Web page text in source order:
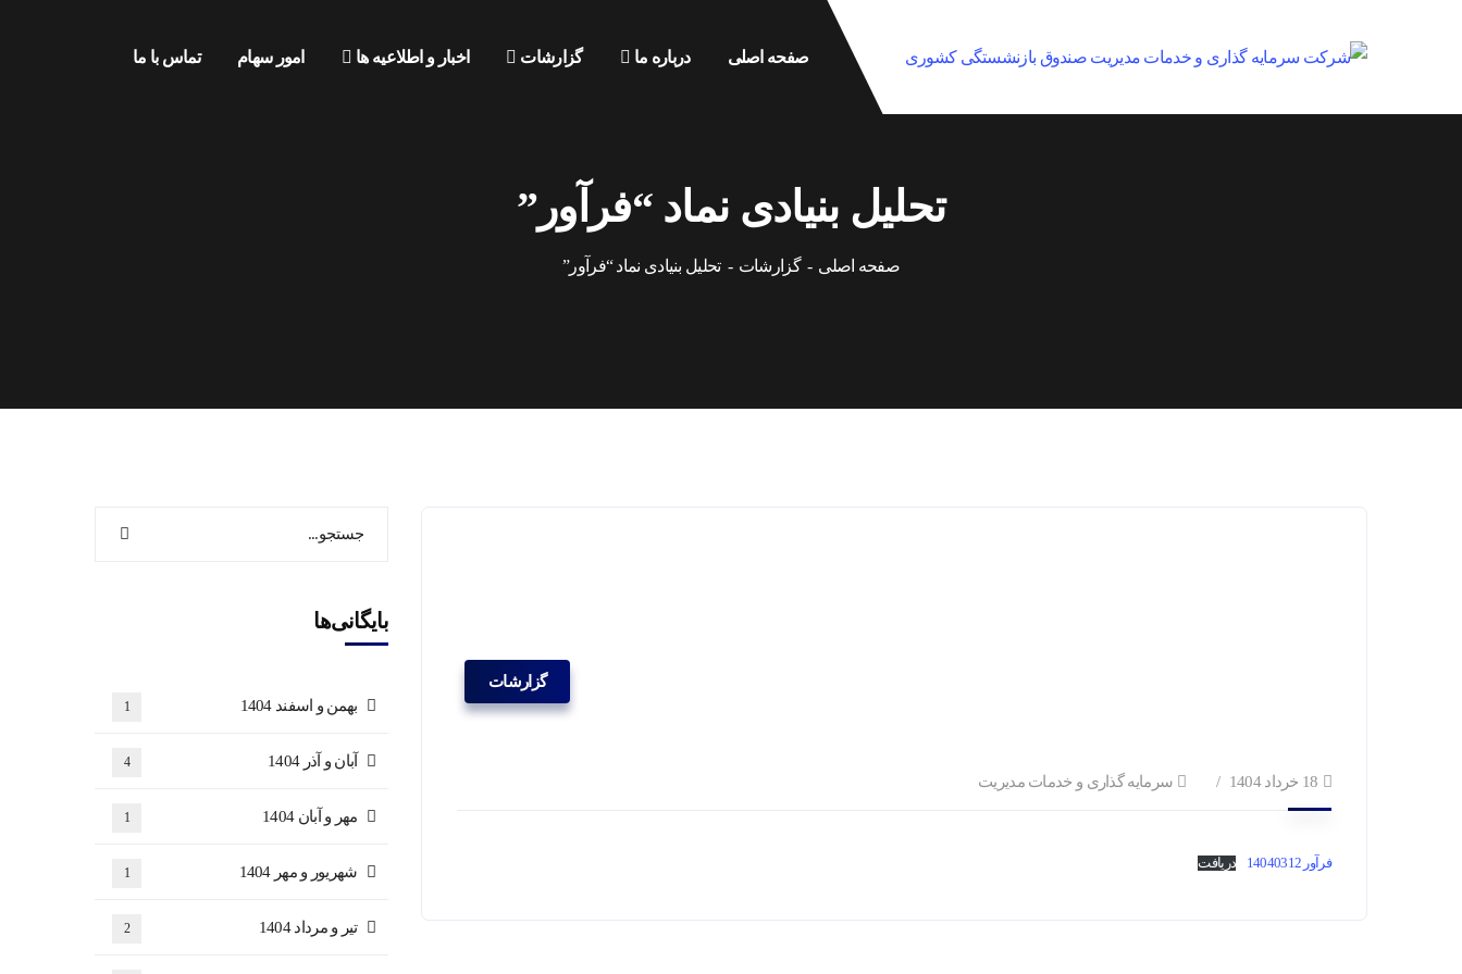
صفحه اصلی درباره ما گزارشات اخبار و اطلاعیه ها امور سهام تماس با ما
تحلیل بنیادی نماد “فرآور”
صفحه اصلی گزارشات تحلیل بنیادی نماد “فرآور”
گزارشات
18 خرداد 1404 سرمایه گذاری و خدمات مدیریت
فرآور 14040312 دریافت
بایگانی‌ها
بهمن و اسفند 1404 1
آبان و آذر 1404 4
مهر و آبان 1404 1
شهریور و مهر 1404 1
تیر و مرداد 1404 2